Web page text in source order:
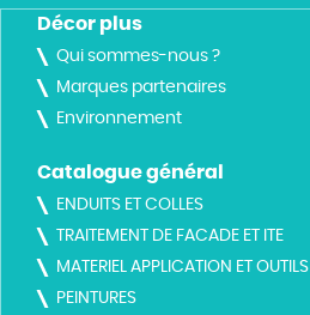
Décor plus
Qui sommes-nous ?
Marques partenaires
Environnement
Catalogue général
ENDUITS ET COLLES
TRAITEMENT DE FACADE ET ITE
MATERIEL APPLICATION ET OUTILS
PEINTURES